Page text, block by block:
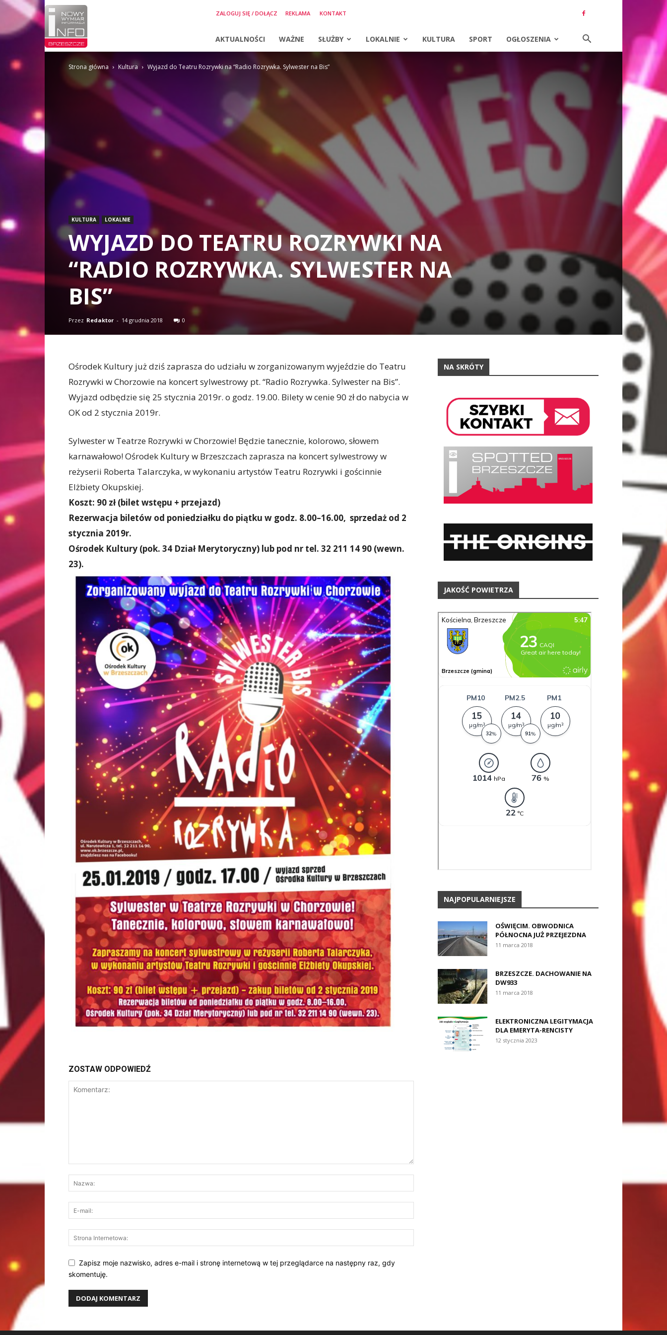
InfoBrzeszcze.pl
ZALOGUJ SIĘ / DOŁĄCZ REKLAMA KONTAKT
AKTUALNOŚCI WAŻNE SŁUŻBY LOKALNIE KULTURA SPORT OGŁOSZENIA
Strona główna Kultura Wyjazd do Teatru Rozrywki na “Radio Rozrywka. Sylwester na Bis”
KULTURA LOKALNIE
WYJAZD DO TEATRU ROZRYWKI NA
“RADIO ROZRYWKA. SYLWESTER NA
BIS”
Przez Redaktor - 14 grudnia 2018 0
Ośrodek Kultury już dziś zaprasza do udziału w zorganizowanym wyjeździe do Teatru
Rozrywki w Chorzowie na koncert sylwestrowy pt. “Radio Rozrywka. Sylwester na Bis”.
Wyjazd odbędzie się 25 stycznia 2019r. o godz. 19.00. Bilety w cenie 90 zł do nabycia w
OK od 2 stycznia 2019r.
Sylwester w Teatrze Rozrywki w Chorzowie! Będzie tanecznie, kolorowo, słowem
karnawałowo! Ośrodek Kultury w Brzeszczach zaprasza na koncert sylwestrowy w
reżyserii Roberta Talarczyka, w wykonaniu artystów Teatru Rozrywki i gościnnie
Elżbiety Okupskiej.
Koszt: 90 zł (bilet wstępu + przejazd)
Rezerwacja biletów od poniedziałku do piątku w godz. 8.00–16.00, sprzedaż od 2
stycznia 2019r.
Ośrodek Kultury (pok. 34 Dział Merytoryczny) lub pod nr tel. 32 211 14 90 (wewn.
23).
ZOSTAW ODPOWIEDŹ
Zapisz moje nazwisko, adres e-mail i stronę internetową w tej przeglądarce na następny raz, gdy
skomentuję.
NA SKRÓTY
JAKOŚĆ POWIETRZA
NAJPOPULARNIEJSZE
OŚWIĘCIM. OBWODNICA
PÓŁNOCNA JUŻ PRZEJEZDNA
11 marca 2018
BRZESZCZE. DACHOWANIE NA
DW933
11 marca 2018
ELEKTRONICZNA LEGITYMACJA
DLA EMERYTA-RENCISTY
12 stycznia 2023